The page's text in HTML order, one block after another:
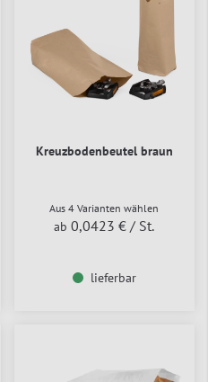
Kreuzbodenbeutel braun
Aus 4 Varianten wählen
ab 0,0423 € / St.
lieferbar